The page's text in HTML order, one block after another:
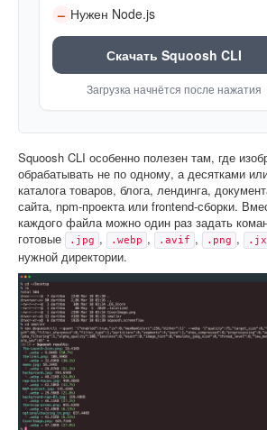
– Нужен Node.js
Скачать Squoosh CLI
Загрузка начнётся после нажатия
Squoosh CLI особенно полезен там, где
обрабатывать не по одному, а десятками
каталога товаров, блога, лендинга,
сайта, npm-проекта или frontend-сборки.
каждого файла можно один раз задать
готовые
.jpg , .webp , .avif , .png ,
нужной директории.